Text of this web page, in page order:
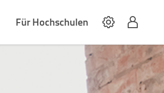
Für Hochschulen SettingsProfil